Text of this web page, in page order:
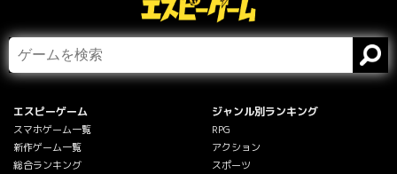
エスピーゲーム
スマホゲーム一覧
新作ゲーム一覧
総合ランキング
ジャンル別ランキング
RPG
アクション
スポーツ